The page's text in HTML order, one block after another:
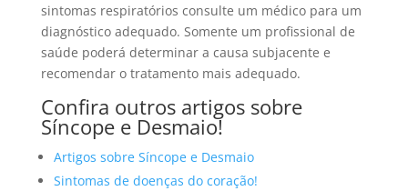
sintomas respiratórios consulte um médico para um
diagnóstico adequado. Somente um profissional de
saúde poderá determinar a causa subjacente e
recomendar o tratamento mais adequado.
Confira outros artigos sobre
Síncope e Desmaio!
Artigos sobre Síncope e Desmaio
Sintomas de doenças do coração!